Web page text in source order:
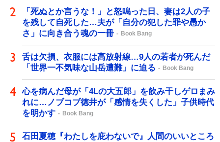
「死ぬとか言うな！」と怒鳴った日、妻は2人の子
を残して自死した…夫が「自分の犯した罪や愚か
さ」に向き合う魂の一冊
Book Bang
舌は欠損、衣服には高放射線…9人の若者が死んだ
「世界一不気味な山岳遭難」に迫る
Book Bang
心を病んだ母が「4Lの大五郎」を飲み干しゲロまみ
れに…ノブコブ徳井が「感情を失くした」子供時代
を明かす
Book Bang
石田夏穂『わたしを庇わないで』人間のいいところ